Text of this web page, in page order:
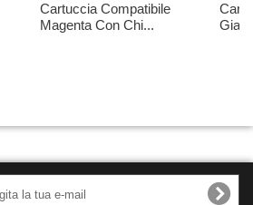
Cartuccia Compatibile
Magenta Con Chi...